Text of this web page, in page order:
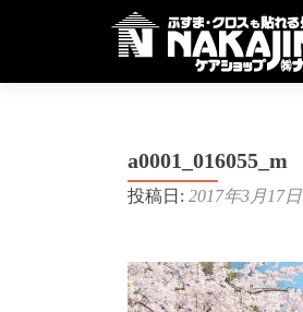
a0001_016055_m
投稿日: 2017年3月17日